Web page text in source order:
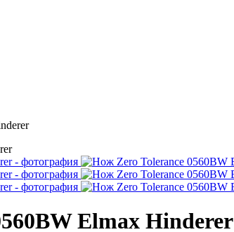
Elmax Hinderer